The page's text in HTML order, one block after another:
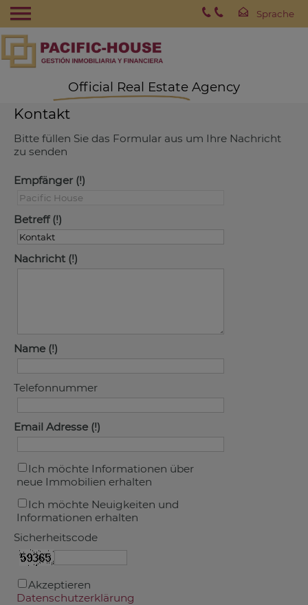
Official Real Estate Agency
Kontakt
Bitte füllen Sie das Formular aus um Ihre Nachricht
zu senden
Empfänger
Betreff
Nachricht
Name
Telefonnummer
Email Adresse
Ich möchte Informationen über
neue Immobilien erhalten
Ich möchte Neuigkeiten und
Informationen erhalten
Sicherheitscode
Akzeptieren
Datenschutzerklärung